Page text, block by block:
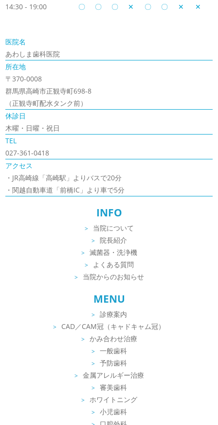
14:30 - 19:00
〇 〇 〇 ✕ 〇 〇 ✕ ✕
医院名
あわしま歯科医院
所在地
〒370-0008
群馬県高崎市正観寺町698-8
（正観寺町配水タンク前）
休診日
木曜・日曜・祝日
TEL
027-361-0418
アクセス
・JR高崎線「高崎駅」よりバスで20分
・関越自動車道「前橋IC」より車で5分
INFO
当院について
院長紹介
滅菌器・洗浄機
よくある質問
当院からのお知らせ
MENU
診療案内
CAD／CAM冠（キャドキャム冠）
かみ合わせ治療
一般歯科
予防歯科
金属アレルギー治療
審美歯科
ホワイトニング
小児歯科